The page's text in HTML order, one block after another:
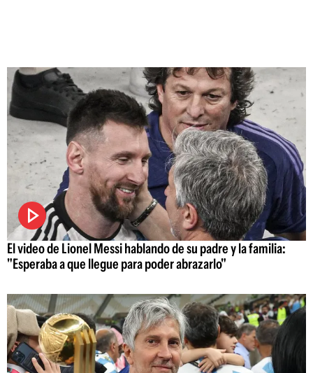
El video de Lionel Messi hablando de su padre y la familia:
"Esperaba a que llegue para poder abrazarlo"